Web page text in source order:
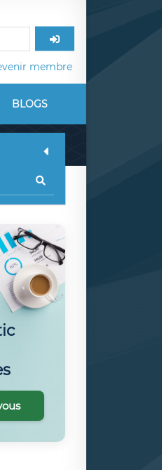
membre
BLOGS